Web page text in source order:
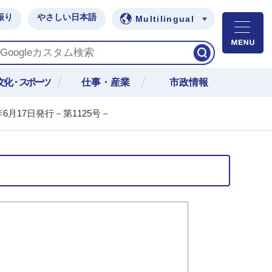
り やさしい日本語 Multilingual
化・スポーツ 仕事・産業 市政情報
6月17日発行－第1125号－